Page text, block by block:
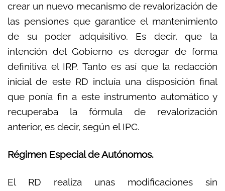
crear un nuevo mecanismo de revalorización de
las pensiones que garantice el mantenimiento
de su poder adquisitivo. Es decir, que la
intención del Gobierno es derogar de forma
definitiva el IRP. Tanto es así que la redacción
inicial de este RD incluía una disposición final
que ponía fin a este instrumento automático y
recuperaba la fórmula de revalorización
anterior, es decir, según el IPC.
Régimen Especial de Autónomos.
El RD realiza unas modificaciones sin